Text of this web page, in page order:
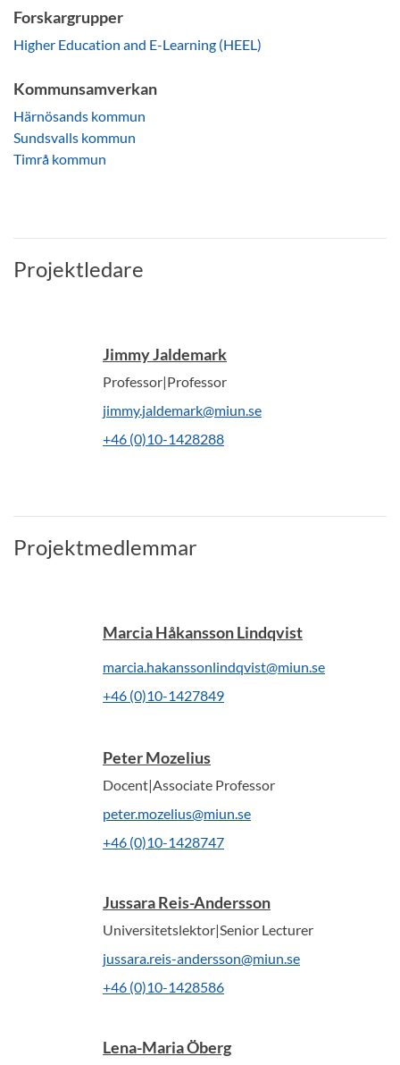
Forskargrupper
Higher Education and E-Learning (HEEL)
Kommunsamverkan
Härnösands kommun
Sundsvalls kommun
Timrå kommun
Projektledare
Jimmy Jaldemark
Professor|Professor
jimmy.jaldemark@miun.se
+46 (0)10-1428288
Projektmedlemmar
Marcia Håkansson Lindqvist
marcia.hakanssonlindqvist@miun.se
+46 (0)10-1427849
Peter Mozelius
Docent|Associate Professor
peter.mozelius@miun.se
+46 (0)10-1428747
Jussara Reis-Andersson
Universitetslektor|Senior Lecturer
jussara.reis-andersson@miun.se
+46 (0)10-1428586
Lena-Maria Öberg